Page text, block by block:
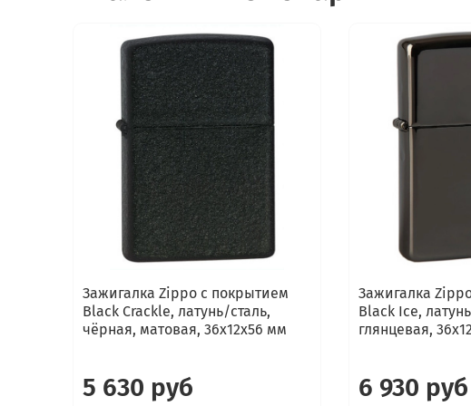
Зажигалка Zippo с покрытием
Black Crackle, латунь/сталь,
чёрная, матовая, 36x12x56 мм
5 630 руб
Зажигалка
Black Ice,
глянцевая,
6 930 руб